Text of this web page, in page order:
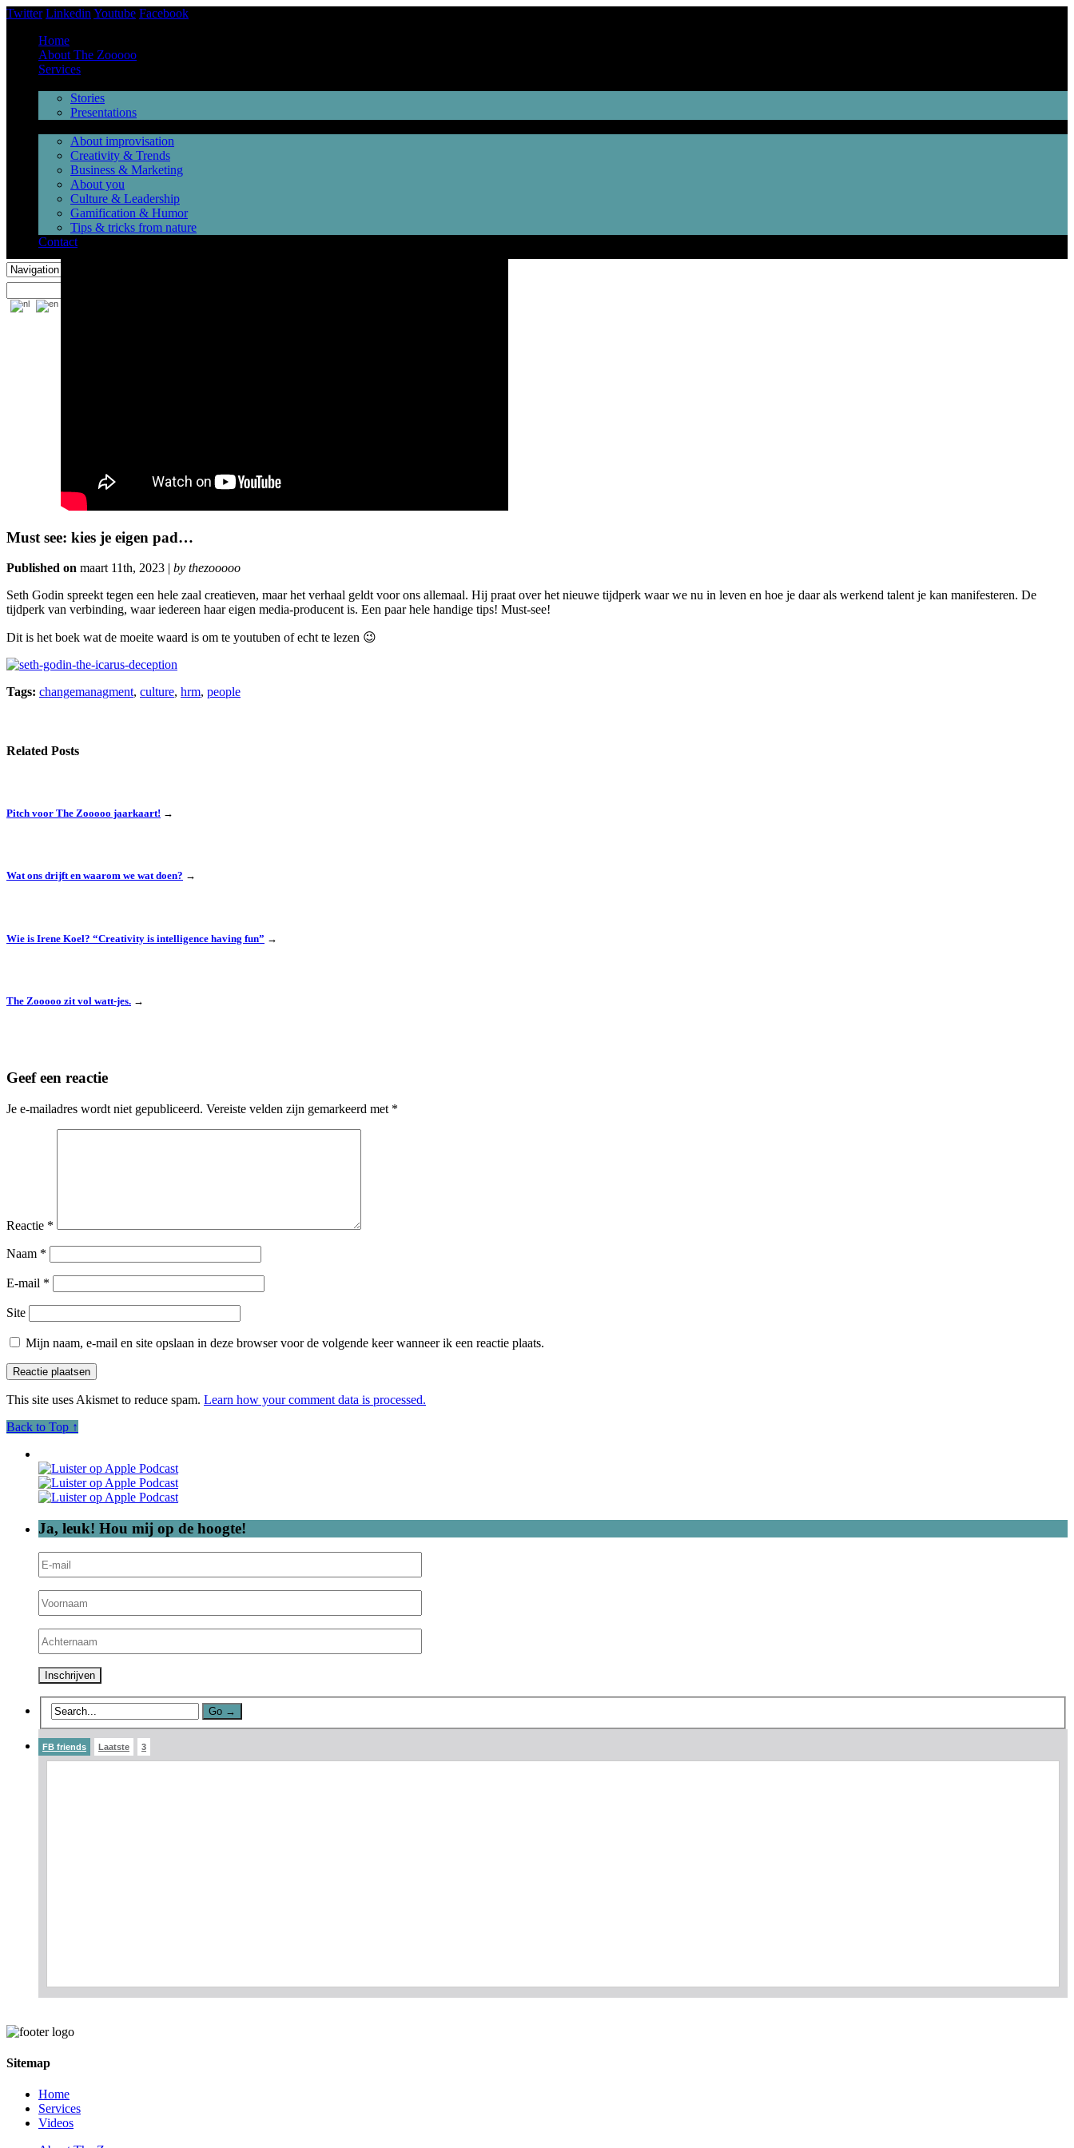
Twitter Linkedin Youtube Facebook
Home
About The Zooooo
Services
Stories
Presentations
About improvisation
Creativity & Trends
Business & Marketing
About you
Culture & Leadership
Gamification & Humor
Tips & tricks from nature
Contact
Must see: kies je eigen pad…
Published on maart 11th, 2023 | by thezooooo
Seth Godin spreekt tegen een hele zaal creatieven, maar het verhaal geldt voor ons allemaal. Hij praat over het nieuwe tijdperk waar we nu in leven en hoe je daar als werkend talent je kan manifesteren. De
tijdperk van verbinding, waar iedereen haar eigen media-producent is. Een paar hele handige tips! Must-see!
Dit is het boek wat de moeite waard is om te youtuben of echt te lezen 😉
Tags: changemanagment, culture, hrm, people
Related Posts
Pitch voor The Zooooo jaarkaart! →
Wat ons drijft en waarom we wat doen? →
Wie is Irene Koel? “Creativity is intelligence having fun” →
The Zooooo zit vol watt-jes. →
Geef een reactie
Je e-mailadres wordt niet gepubliceerd. Vereiste velden zijn gemarkeerd met *
Reactie *
Naam *
E-mail *
Site
Mijn naam, e-mail en site opslaan in deze browser voor de volgende keer wanneer ik een reactie plaats.
This site uses Akismet to reduce spam. Learn how your comment data is processed.
Back to Top ↑
Ja, leuk! Hou mij op de hoogte!
FB friends Laatste 3
Sitemap
Home
Services
Videos